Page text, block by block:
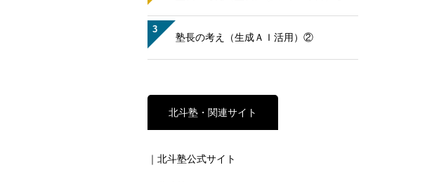
3
塾長の考え（生成ＡＩ活用）②
北斗塾・関連サイト
｜北斗塾公式サイト